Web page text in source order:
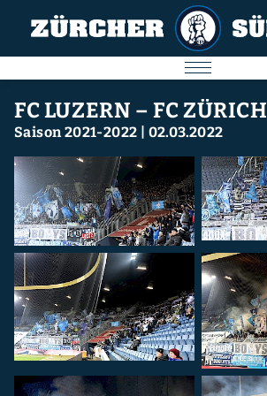
AKTUELL
SPIELE
SÜDKURVE
FC ZÜRICH
IMPRESSUM
Nächstes Spiel
09.08.2026
FC LUZERN – FC ZÜRICH
Saison 2021-2022 02.03.2022